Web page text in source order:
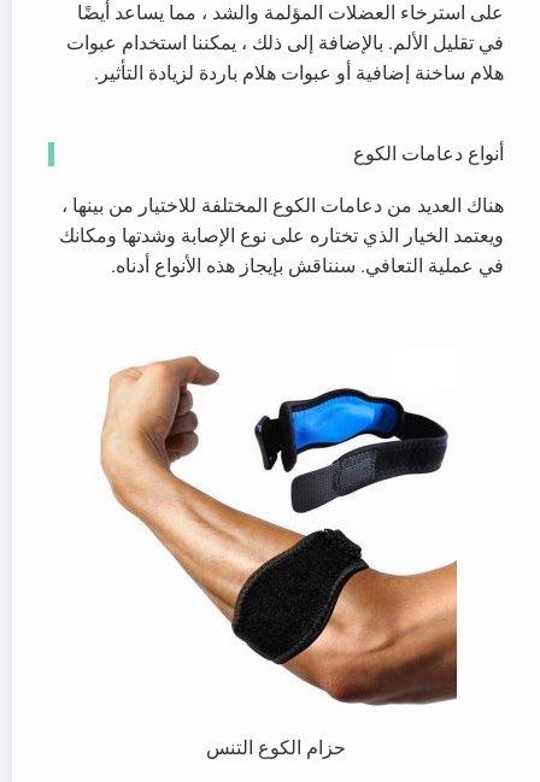
على استرخاء العضلات المؤلمة والشد ، مما يساعد أيضًا
في تقليل الألم. بالإضافة إلى ذلك ، يمكننا استخدام عبوات
هلام ساخنة إضافية أو عبوات هلام باردة لزيادة التأثير.
أنواع دعامات الكوع
هناك العديد من دعامات الكوع المختلفة للاختيار من بينها ،
ويعتمد الخيار الذي تختاره على نوع الإصابة وشدتها ومكانك
في عملية التعافي. سنناقش بإيجاز هذه الأنواع أدناه.
حزام الكوع التنس